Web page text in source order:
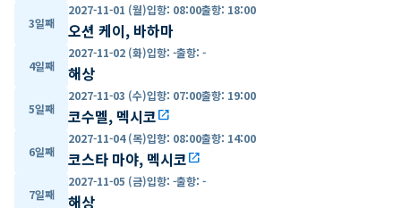
3일째
2027-11-01 (월)입항: 08:00출항: 18:00
오션 케이, 바하마
4일째
2027-11-02 (화)입항: -출항: -
해상
5일째
2027-11-03 (수)입항: 07:00출항: 19:00
코수멜, 멕시코open_in_new
6일째
2027-11-04 (목)입항: 08:00출항: 14:00
코스타 마야, 멕시코open_in_new
7일째
2027-11-05 (금)입항: -출항: -
해상